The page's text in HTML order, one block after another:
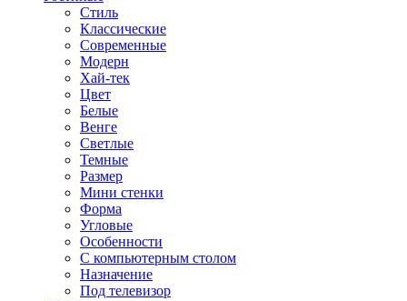
Стиль
Классические
Современные
Модерн
Хай-тек
Цвет
Белые
Венге
Светлые
Темные
Размер
Мини стенки
Форма
Угловые
Особенности
С компьютерным столом
Назначение
Под телевизор